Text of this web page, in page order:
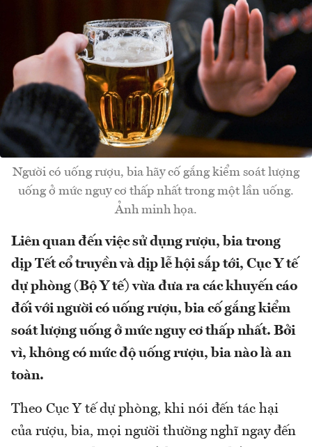
Người có uống rượu, bia hãy cố gắng kiểm soát lượng
uống ở mức nguy cơ thấp nhất trong một lần uống.
Ảnh minh họa.
Liên quan đến việc sử dụng rượu, bia trong
dịp Tết cổ truyền và dịp lễ hội sắp tới, Cục Y tế
dự phòng (Bộ Y tế) vừa đưa ra các khuyến cáo
đối với người có uống rượu, bia cố gắng kiểm
soát lượng uống ở mức nguy cơ thấp nhất. Bởi
vì, không có mức độ uống rượu, bia nào là an
toàn.
Theo Cục Y tế dự phòng, khi nói đến tác hại
của rượu, bia, mọi người thường nghĩ ngay đến